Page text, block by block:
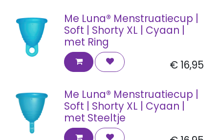
Me Luna® Menstruatiecup |
Soft | Shorty XL | Cyaan |
met Ring
€ 16,95
Me Luna® Menstruatiecup |
Soft | Shorty XL | Cyaan |
met Steeltje